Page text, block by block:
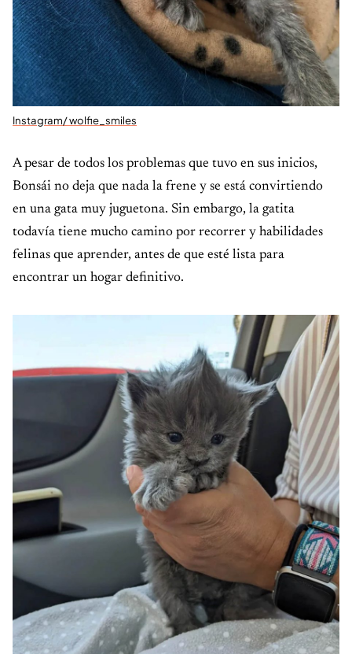
Instagram/ wolfie_smiles
A pesar de todos los problemas que tuvo en sus inicios,
Bonsái no deja que nada la frene y se está convirtiendo
en una gata muy juguetona. Sin embargo, la gatita
todavía tiene mucho camino por recorrer y habilidades
felinas que aprender, antes de que esté lista para
encontrar un hogar definitivo.